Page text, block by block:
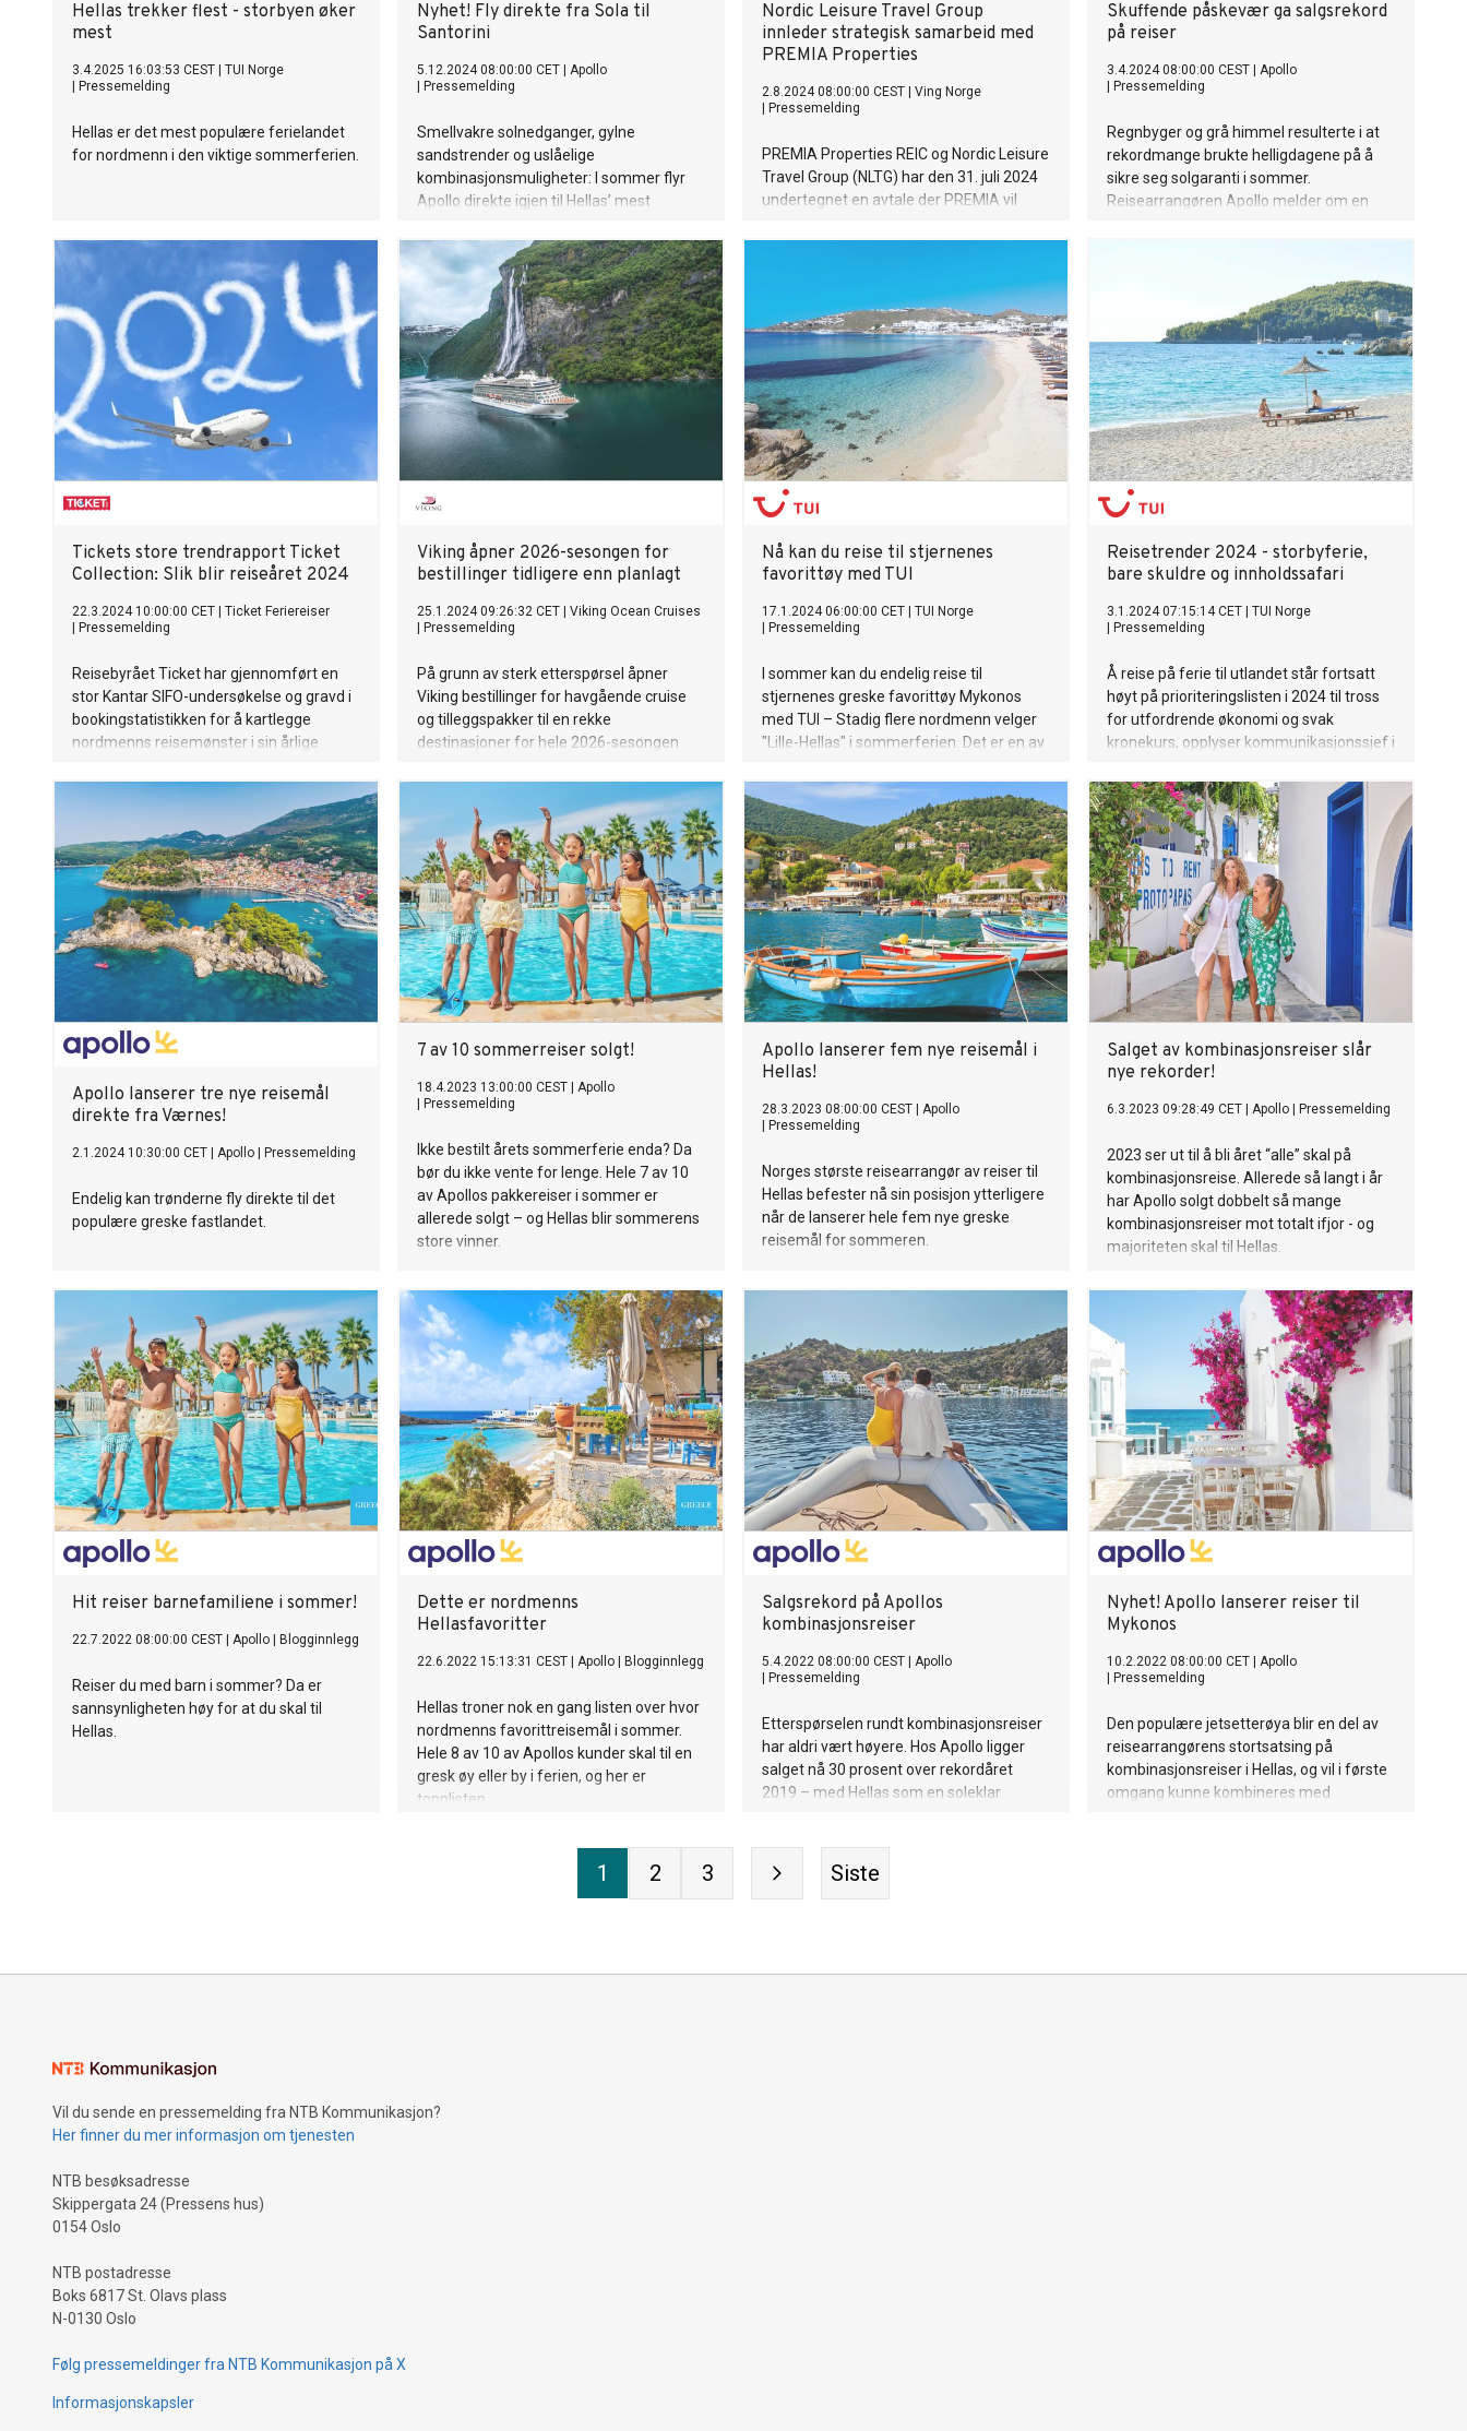
Hellas trekker flest - storbyen øker
mest
3.4.2025 16:03:53 CEST
TUI Norge
Pressemelding
Hellas er det mest populære ferielandet
for nordmenn i den viktige sommerferien.
Nyhet! Fly direkte fra Sola til
Santorini
5.12.2024 08:00:00 CET
Apollo
Pressemelding
Smellvakre solnedganger, gylne
sandstrender og uslåelige
kombinasjonsmuligheter: I sommer flyr
Apollo direkte igjen til Hellas’ mest
Nordic Leisure Travel Group
innleder strategisk samarbeid med
PREMIA Properties
2.8.2024 08:00:00 CEST
Ving Norge
Pressemelding
PREMIA Properties REIC og Nordic Leisure
Travel Group (NLTG) har den 31. juli 2024
undertegnet en avtale der PREMIA vil
populære familieanlegg "Sunwing
"Sunwing Makrigialos & Ocean Beach
Club" ("O.B.C.") på Kreta ligger.
Kjøpesummen for transaksjonen er €112
500 000.
Skuffende påskevær ga salgsrekord
på reiser
3.4.2024 08:00:00 CEST
Apollo
Pressemelding
Regnbyger og grå himmel resulterte i at
rekordmange brukte helligdagene på å
sikre seg solgaranti i sommer.
Reisearrangøren Apollo melder om en
Tickets store trendrapport Ticket
Collection: Slik blir reiseåret 2024
22.3.2024 10:00:00 CET
Ticket Feriereiser
Pressemelding
Reisebyrået Ticket har gjennomført en
stor Kantar SIFO-undersøkelse og gravd i
bookingstatistikken for å kartlegge
nordmenns reisemønster i sin årlige
flere enn 60 prosent har tenkt å reise til
utlandet på ferie i 2024, men økonomien
og den urolige omverdenen endrer
reiselivet.
Viking åpner 2026-sesongen for
bestillinger tidligere enn planlagt
25.1.2024 09:26:32 CET
Viking Ocean Cruises
Pressemelding
På grunn av sterk etterspørsel åpner
Viking bestillinger for havgående cruise
og tilleggspakker til en rekke
destinasjoner for hele 2026-sesongen
Nå kan du reise til stjernenes
favorittøy med TUI
17.1.2024 06:00:00 CET
TUI Norge
Pressemelding
I sommer kan du endelig reise til
stjernenes greske favorittøy Mykonos
med TUI – Stadig flere nordmenn velger
"Lille-Hellas" i sommerferien. Det er en av
fasjonable Mykonos blir garantert et
populært tilskudd, sier
kommunikasjonsjef i TUI Norge, Anne
Mørk-Løwengreen.
Reisetrender 2024 - storbyferie,
bare skuldre og innholdssafari
3.1.2024 07:15:14 CET
TUI Norge
Pressemelding
Å reise på ferie til utlandet står fortsatt
høyt på prioriteringslisten i 2024 til tross
for utfordrende økonomi og svak
kronekurs, opplyser kommunikasjonssjef i
hvilke trender er sterkest?
Apollo lanserer tre nye reisemål
direkte fra Værnes!
2.1.2024 10:30:00 CET Apollo Pressemelding
Endelig kan trønderne fly direkte til det
populære greske fastlandet.
7 av 10 sommerreiser solgt!
18.4.2023 13:00:00 CEST
Apollo
Pressemelding
Ikke bestilt årets sommerferie enda? Da
bør du ikke vente for lenge. Hele 7 av 10
av Apollos pakkereiser i sommer er
allerede solgt – og Hellas blir sommerens
store vinner.
Apollo lanserer fem nye reisemål i
Hellas!
28.3.2023 08:00:00 CEST
Apollo
Pressemelding
Norges største reisearrangør av reiser til
Hellas befester nå sin posisjon ytterligere
når de lanserer hele fem nye greske
reisemål for sommeren.
Salget av kombinasjonsreiser slår
nye rekorder!
6.3.2023 09:28:49 CET Apollo Pressemelding
2023 ser ut til å bli året “alle” skal på
kombinasjonsreise. Allerede så langt i år
har Apollo solgt dobbelt så mange
kombinasjonsreiser mot totalt ifjor - og
majoriteten skal til Hellas.
Hit reiser barnefamiliene i sommer!
22.7.2022 08:00:00 CEST Apollo Blogginnlegg
Reiser du med barn i sommer? Da er
sannsynligheten høy for at du skal til
Hellas.
Dette er nordmenns
Hellasfavoritter
22.6.2022 15:13:31 CEST Apollo Blogginnlegg
Hellas troner nok en gang listen over hvor
nordmenns favorittreisemål i sommer.
Hele 8 av 10 av Apollos kunder skal til en
gresk øy eller by i ferien, og her er
topplisten.
Salgsrekord på Apollos
kombinasjonsreiser
5.4.2022 08:00:00 CEST
Apollo
Pressemelding
Etterspørselen rundt kombinasjonsreiser
har aldri vært høyere. Hos Apollo ligger
salget nå 30 prosent over rekordåret
2019 – med Hellas som en soleklar
vinterkombinasjoner!
Nyhet! Apollo lanserer reiser til
Mykonos
10.2.2022 08:00:00 CET
Apollo
Pressemelding
Den populære jetsetterøya blir en del av
reisearrangørens stortsatsing på
kombinasjonsreiser i Hellas, og vil i første
omgang kunne kombineres med
1 2 3 Siste
Vil du sende en pressemelding fra NTB Kommunikasjon?
Her finner du mer informasjon om tjenesten
NTB besøksadresse
Skippergata 24 (Pressens hus)
0154 Oslo
NTB postadresse
Boks 6817 St. Olavs plass
N-0130 Oslo
Følg pressemeldinger fra NTB Kommunikasjon på X
Informasjonskapsler